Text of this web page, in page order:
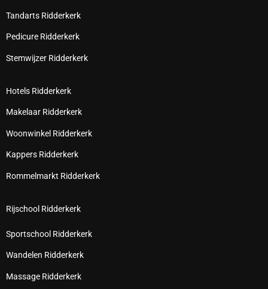
Tandarts Ridderkerk
Pedicure Ridderkerk
Stemwijzer Ridderkerk
Hotels Ridderkerk
Makelaar Ridderkerk
Woonwinkel Ridderkerk
Kappers Ridderkerk
Rommelmarkt Ridderkerk
Rijschool Ridderkerk
Sportschool Ridderkerk
Wandelen Ridderkerk
Massage Ridderkerk